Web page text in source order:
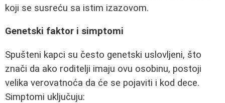
koji se susreću sa istim izazovom.
Genetski faktor i simptomi
Spušteni kapci su često genetski uslovljeni, što
znači da ako roditelji imaju ovu osobinu, postoji
velika verovatnoća da će se pojaviti i kod dece.
Simptomi uključuju: